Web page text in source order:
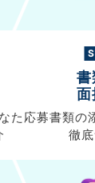
た
書
面
応募書類の
徹